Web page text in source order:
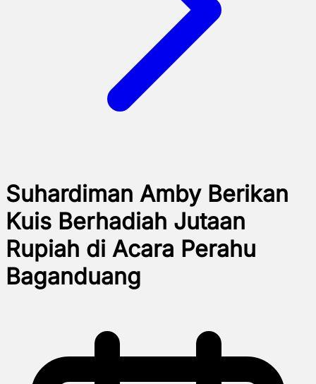
Suhardiman Amby Berikan
Kuis Berhadiah Jutaan
Rupiah di Acara Perahu
Baganduang